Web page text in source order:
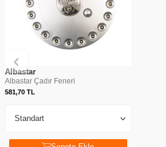
Albastar
Albastar Çadır Feneri
581,70 TL